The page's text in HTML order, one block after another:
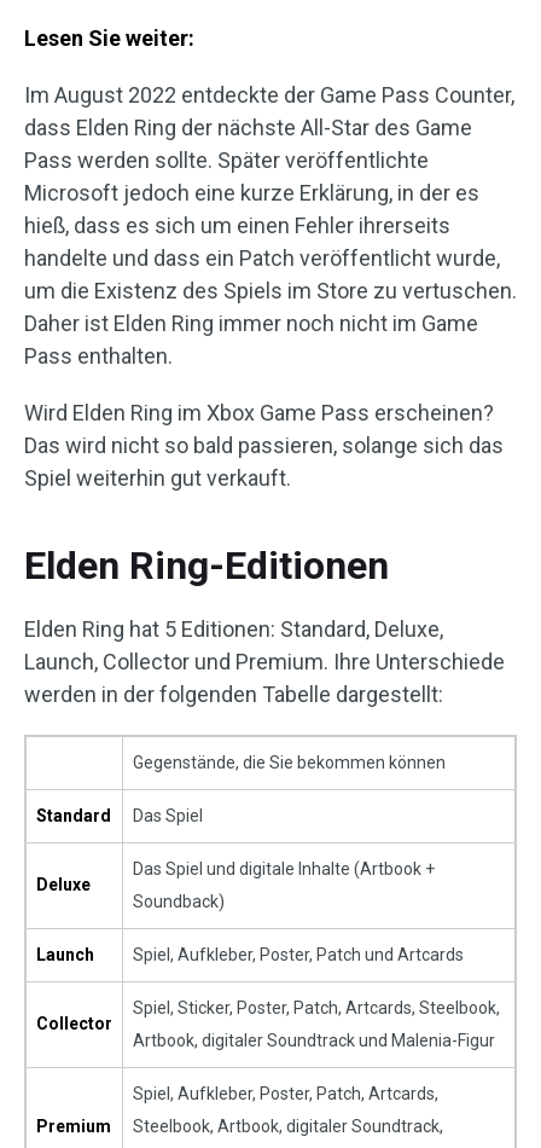
Lesen Sie weiter:
Im August 2022 entdeckte der Game Pass Counter,
dass Elden Ring der nächste All-Star des Game
Pass werden sollte. Später veröffentlichte
Microsoft jedoch eine kurze Erklärung, in der es
hieß, dass es sich um einen Fehler ihrerseits
handelte und dass ein Patch veröffentlicht wurde,
um die Existenz des Spiels im Store zu vertuschen.
Daher ist Elden Ring immer noch nicht im Game
Pass enthalten.
Wird Elden Ring im Xbox Game Pass erscheinen?
Das wird nicht so bald passieren, solange sich das
Spiel weiterhin gut verkauft.
Elden Ring-Editionen
Elden Ring hat 5 Editionen: Standard, Deluxe,
Launch, Collector und Premium. Ihre Unterschiede
werden in der folgenden Tabelle dargestellt:
Gegenstände, die Sie bekommen können
Standard Das Spiel
Deluxe
Das Spiel und digitale Inhalte (Artbook +
Soundback)
Launch Spiel, Aufkleber, Poster, Patch und Artcards
Collector
Spiel, Sticker, Poster, Patch, Artcards, Steelbook,
Artbook, digitaler Soundtrack und Malenia-Figur
Premium
Spiel, Aufkleber, Poster, Patch, Artcards,
Steelbook, Artbook, digitaler Soundtrack,